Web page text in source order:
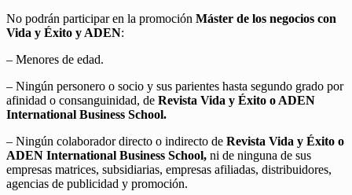
No podrán participar en la promoción Máster de los negocios con
Vida y Éxito y ADEN:
– Menores de edad.
– Ningún personero o socio y sus parientes hasta segundo grado por
afinidad o consanguinidad, de Revista Vida y Éxito o ADEN
International Business School.
– Ningún colaborador directo o indirecto de Revista Vida y Éxito o
ADEN International Business School, ni de ninguna de sus
empresas matrices, subsidiarias, empresas afiliadas, distribuidores,
agencias de publicidad y promoción.